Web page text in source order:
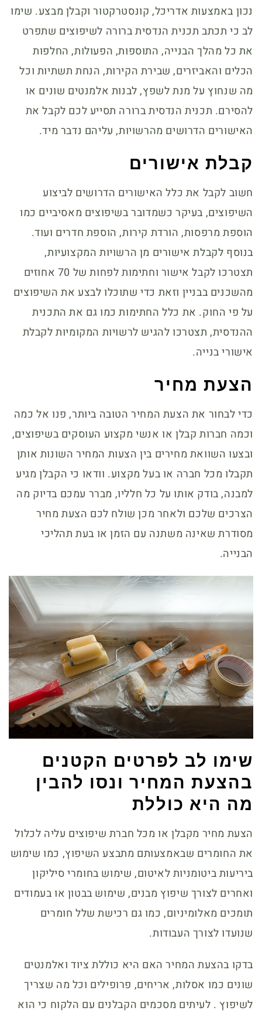
נכון באמצעות אדריכל, קונסטרקטור וקבלן מבצע. שימו
לב כי תכתב תכנית הנדסית ברורה לשיפוצים שתפרט
את כל מהלך הבנייה, התוספות, הפעולות, החלפות
הכלים והאביזרים, שבירת הקירות, הנחת תשתיות וכל
מה שנחוץ על מנת לשפץ, לבנות אלמנטים שונים או
להסירם. תכנית הנדסית ברורה תסייע לכם לקבל את
האישורים הדרושים מהרשויות, עליהם נדבר מיד.
קבלת אישורים
חשוב לקבל את כלל האישורים הדרושים לביצוע
השיפוצים, בעיקר כשמדובר בשיפוצים מאסיביים כמו
הוספת מרפסות, הורדת קירות, הוספת חדרים ועוד.
בנוסף לקבלת אישורים מן הרשויות המקצועיות,
תצטרכו לקבל אישור וחתימות לפחות של 70 אחוזים
מהשכנים בבניין וזאת כדי שתוכלו לבצע את השיפוצים
על פי החוק. את כלל החתימות כמו גם את התכנית
ההנדסית, תצטרכו להגיש לרשויות המקומיות לקבלת
אישורי בנייה.
הצעת מחיר
כדי לבחור את הצעת המחיר הטובה ביותר, פנו אל כמה
וכמה חברות קבלן או אנשי מקצוע העוסקים בשיפוצים,
ובצעו השוואת מחירים בין הצעות המחיר השונות אותן
תקבלו מכל חברה או בעל מקצוע. וודאו כי הקבלן מגיע
למבנה, בודק אותו על כל חלליו, מברר עמכם בדיוק מה
הצרכים שלכם ולאחר מכן שולח לכם הצעת מחיר
מסודרת שאינה משתנה עם הזמן או בעת תהליכי
הבנייה.
שימו לב לפרטים הקטנים
בהצעת המחיר ונסו להבין
מה היא כוללת
הצעת מחיר מקבלן או מכל חברת שיפוצים עליה לכלול
את החומרים שבאמצעותם מתבצע השיפוץ, כמו שימוש
ביריעות ביטומניות לאיטום, שימוש בחומרי סיליקון
ואחרים לצורך שיפוץ מבנים, שימוש בבטון או בעמודים
תומכים מאלומיניום, כמו גם רכישת שלל חומרים
שנועדו לצורך העבודות.
בדקו בהצעת המחיר האם היא כוללת ציוד ואלמנטים
שונים כמו אסלות, אריחים, פרופילים וכל מה שצריך
לשיפוץ . לעיתים מסכמים הקבלנים עם הלקוח כי הוא